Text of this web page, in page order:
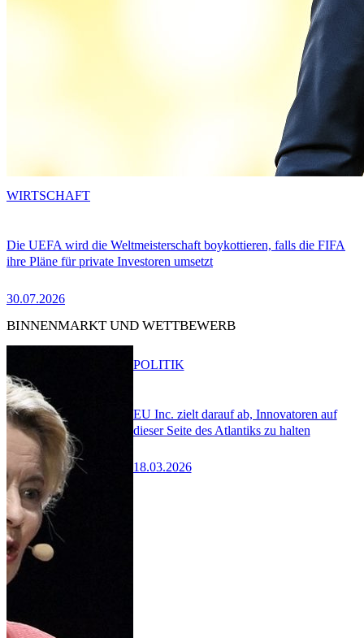
Die UEFA wird die Weltmeisterschaft boykottieren, falls die FIFA
ihre Pläne für private Investoren umsetzt
30.07.2026
WIRTSCHAFT
BINNENMARKT UND WETTBEWERB
EU Inc. zielt darauf ab, Innovatoren auf
dieser Seite des Atlantiks zu halten
18.03.2026
POLITIK